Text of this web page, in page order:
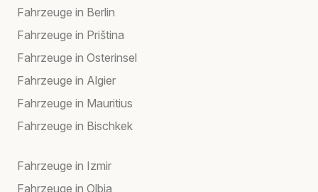
Fahrzeuge in Berlin
Fahrzeuge in Priština
Fahrzeuge in Osterinsel
Fahrzeuge in Algier
Fahrzeuge in Mauritius
Fahrzeuge in Bischkek
Fahrzeuge in Izmir
Fahrzeuge in Olbia